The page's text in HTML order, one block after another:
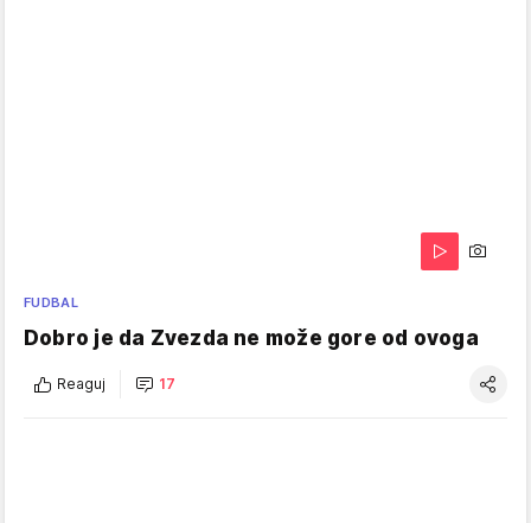
FUDBAL
Dobro je da Zvezda ne može gore od ovoga
Reaguj 17